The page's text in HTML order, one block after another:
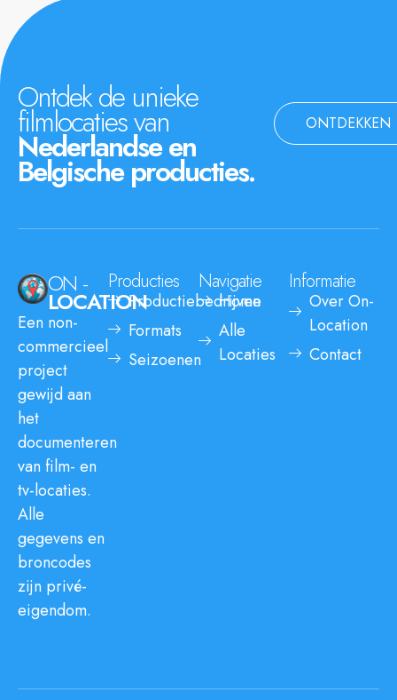
Ontdek de unieke
filmlocaties van
Nederlandse en
Belgische producties.
ONTDEKKEN
ON -
LOCATION
Een non-
commercieel
project
gewijd aan
het
documenteren
van film- en
tv-locaties.
Alle
gegevens en
broncodes
zijn privé-
eigendom.
Producties
Productiebedrijven
Formats
Seizoenen
Navigatie
Home
Alle
Locaties
Informatie
Over On-
Location
Contact